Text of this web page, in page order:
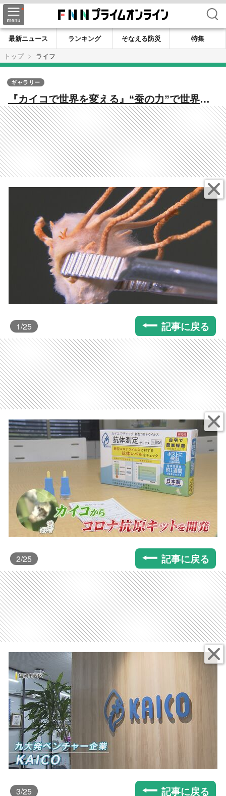
検索
最新ニュース ランキング そなえる防災
特集
トップ
ライフ
『カイコで世界を変える』“蚕の力”で世界初
のワクチン開発へ 九州大発ベンチャー『ノロ
ウイルス』撲滅へ【福岡発】
ギャラリー
1/25 記事に戻る
2/25 記事に戻る
3/25 記事に戻る